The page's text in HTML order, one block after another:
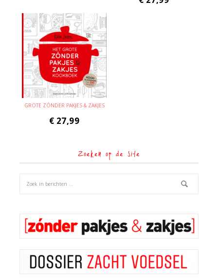
GROTE ZÓNDER PAKJES & ZAKJES
€ 27,99
Zoeken op de site